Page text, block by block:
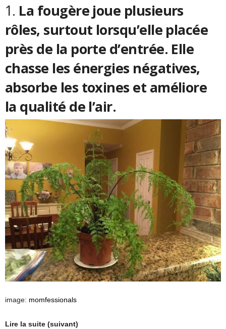
1. La fougère joue plusieurs
rôles, surtout lorsqu’elle placée
près de la porte d’entrée. Elle
chasse les énergies négatives,
absorbe les toxines et améliore
la qualité de l’air.
image: momfessionals
Lire la suite (suivant)